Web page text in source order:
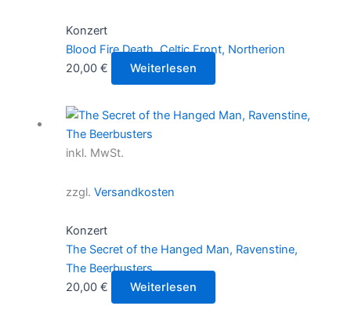
Konzert
Blood Fire Death, Celtic Front, Northerion
20,00 € Weiterlesen
inkl. MwSt.
zzgl. Versandkosten
Konzert
The Secret of the Hanged Man, Ravenstine,
The Beerbusters
20,00 € Weiterlesen